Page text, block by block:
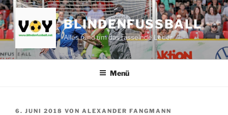
Zum
Inhalt
springen
BLINDENFUSSBALL
Alles rund um das rasselnde Leder
Menü
VERÖFFENTLICHT
6. JUNI 2018 VON ALEXANDER FANGMANN